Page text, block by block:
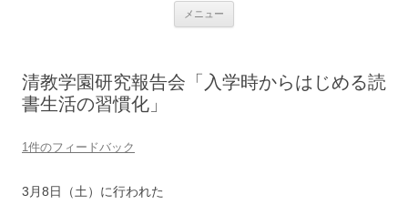
メニュー
清教学園研究報告会「入学時からはじめる読
書生活の習慣化」
1件のフィードバック
3月8日（土）に行われた